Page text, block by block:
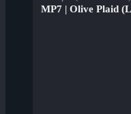
MP7 | Olive Plaid